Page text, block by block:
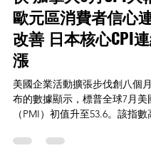
7月27日
讀畢需時 5 分鐘
恆譽金融 | 美國企
快 加拿大6月CPI大
歐元區消費者信心
改善 日本核心CPI
漲